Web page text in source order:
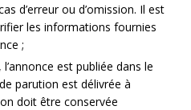
d’erreur ou d’omission. Il est
les informations fournies
;
est publiée dans le
parution est délivrée à
doit être conservée